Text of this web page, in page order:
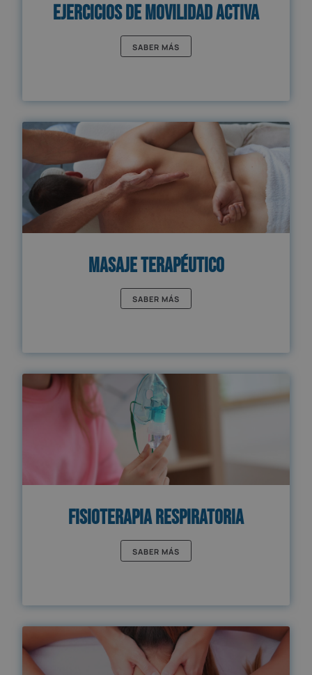
Ejercicios de Movilidad Activa
SABER MÁS
Masaje Terapéutico
SABER MÁS
Fisioterapia respiratoria
SABER MÁS